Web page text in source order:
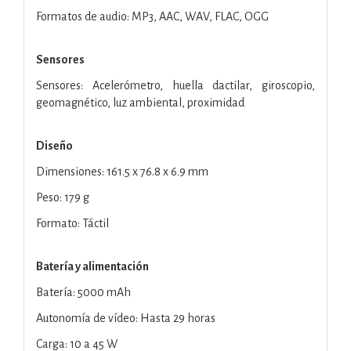
Formatos de audio: MP3, AAC, WAV, FLAC, OGG
Sensores
Sensores: Acelerómetro, huella dactilar, giroscopio,
geomagnético, luz ambiental, proximidad
Diseño
Dimensiones: 161.5 x 76.8 x 6.9 mm
Peso: 179 g
Formato: Táctil
Batería y alimentación
Batería: 5000 mAh
Autonomía de vídeo: Hasta 29 horas
Carga: 10 a 45 W